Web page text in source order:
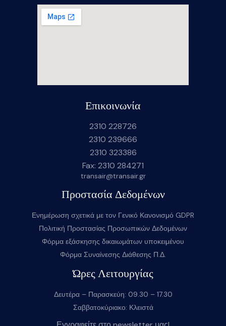
Επικοινωνία
2310 228726
2310 239666
2310 323386
Fax: 2310 284271
transair@transair.gr
Προστασία Δεδομένων
Ενημέρωση σχετικά με τον Γενικό Κανονισμό GDPR
Πολιτική Προστασίας Προσωπικών Δεδομένων
Φόρμα εξάσκησης δικαιωμάτων υποκειμένου
Φόρμα Συναίνεσης Διάθεσης Π.Δ.
Ώρες Λειτουργίας
Δευτέρα – Παρασκεύη: 09.30 – 17.30
Σαββατοκύριακο: Κλειστά